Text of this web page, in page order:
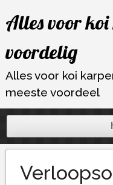
naar
inhoud
Alles voor koi
voordelig
Alles voor koi
meeste voordeel